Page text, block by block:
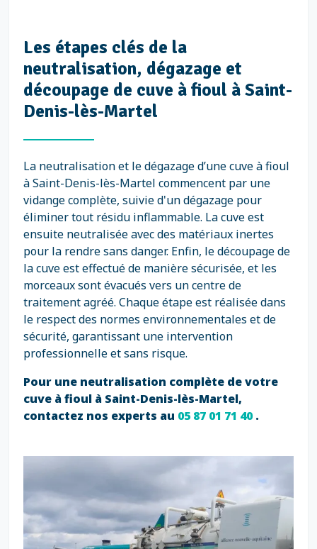
Les étapes clés de la
neutralisation, dégazage et
découpage de cuve à fioul à Saint-
Denis-lès-Martel
La neutralisation et le dégazage d’une cuve à fioul
à Saint-Denis-lès-Martel commencent par une
vidange complète, suivie d'un dégazage pour
éliminer tout résidu inflammable. La cuve est
ensuite neutralisée avec des matériaux inertes
pour la rendre sans danger. Enfin, le découpage de
la cuve est effectué de manière sécurisée, et les
morceaux sont évacués vers un centre de
traitement agréé. Chaque étape est réalisée dans
le respect des normes environnementales et de
sécurité, garantissant une intervention
professionnelle et sans risque.
Pour une neutralisation complète de votre
cuve à fioul à Saint-Denis-lès-Martel,
contactez nos experts au 05 87 01 71 40.